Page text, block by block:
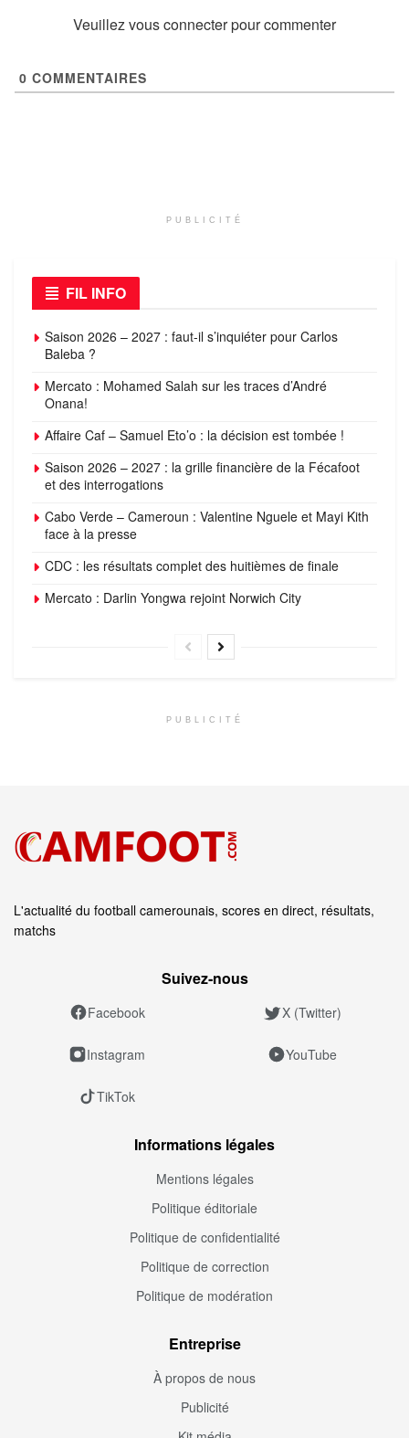
Veuillez vous connecter pour commenter
0 COMMENTAIRES
PUBLICITÉ
FIL INFO
Saison 2026 – 2027 : faut-il s’inquiéter pour Carlos
Baleba ?
Mercato : Mohamed Salah sur les traces d’André
Onana!
Affaire Caf – Samuel Eto’o : la décision est tombée !
Saison 2026 – 2027 : la grille financière de la Fécafoot
et des interrogations
Cabo Verde – Cameroun : Valentine Nguele et Mayi Kith
face à la presse
CDC : les résultats complet des huitièmes de finale
Mercato : Darlin Yongwa rejoint Norwich City
PUBLICITÉ
L'actualité du football camerounais, scores en direct, résultats,
matchs
Suivez‑nous
Facebook X (Twitter)
Instagram YouTube
TikTok
Informations légales
Mentions légales
Politique éditoriale
Politique de confidentialité
Politique de correction
Politique de modération
Entreprise
À propos de nous
Publicité